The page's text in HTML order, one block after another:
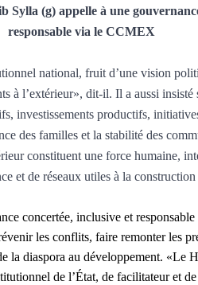
Sylla (g) appelle à une
responsable via le CCMEX
national, fruit d’une vision
à l’extérieur», dit-il. Il a aussi
investissements productifs,
des familles et la stabilité des
constituent une force humaine,
et de réseaux utiles à la
concertée, inclusive et
les conflits, faire remonter les
la diaspora au développement. «Le
de l’État, de facilitateur et